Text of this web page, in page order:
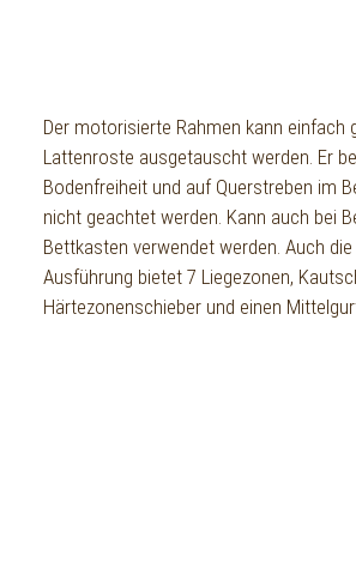
Der motorisierte Rahmen kann einfach
Lattenroste ausgetauscht werden. Er
Bodenfreiheit und auf Querstreben im
nicht geachtet werden. Kann auch bei
Bettkasten verwendet werden. Auch
Ausführung bietet 7 Liegezonen,
Härtezonenschieber und einen